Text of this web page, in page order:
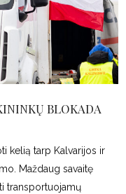
BLOKADA
kelią tarp Kalvarijos ir
Maždaug savaitę
transportuojamų